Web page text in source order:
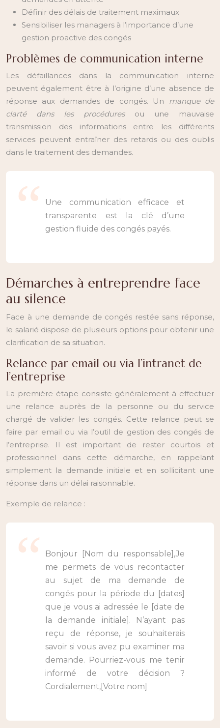
Définir des délais de traitement maximaux
Sensibiliser les managers à l’importance d’une
gestion proactive des congés
Problèmes de communication interne
Les défaillances dans la communication interne
peuvent également être à l’origine d’une absence de
réponse aux demandes de congés. Un manque de
clarté dans les procédures ou une mauvaise
transmission des informations entre les différents
services peuvent entraîner des retards ou des oublis
dans le traitement des demandes.
Une communication efficace et
transparente est la clé d’une
gestion fluide des congés payés.
Démarches à entreprendre face
au silence
Face à une demande de congés restée sans réponse,
le salarié dispose de plusieurs options pour obtenir une
clarification de sa situation.
Relance par email ou via l’intranet de
l’entreprise
La première étape consiste généralement à effectuer
une relance auprès de la personne ou du service
chargé de valider les congés. Cette relance peut se
faire par email ou via l’outil de gestion des congés de
l’entreprise. Il est important de rester courtois et
professionnel dans cette démarche, en rappelant
simplement la demande initiale et en sollicitant une
réponse dans un délai raisonnable.
Exemple de relance :
Bonjour [Nom du responsable],Je
me permets de vous recontacter
au sujet de ma demande de
congés pour la période du [dates]
que je vous ai adressée le [date de
la demande initiale]. N’ayant pas
reçu de réponse, je souhaiterais
savoir si vous avez pu examiner ma
demande. Pourriez-vous me tenir
informé de votre décision ?
Cordialement,[Votre nom]